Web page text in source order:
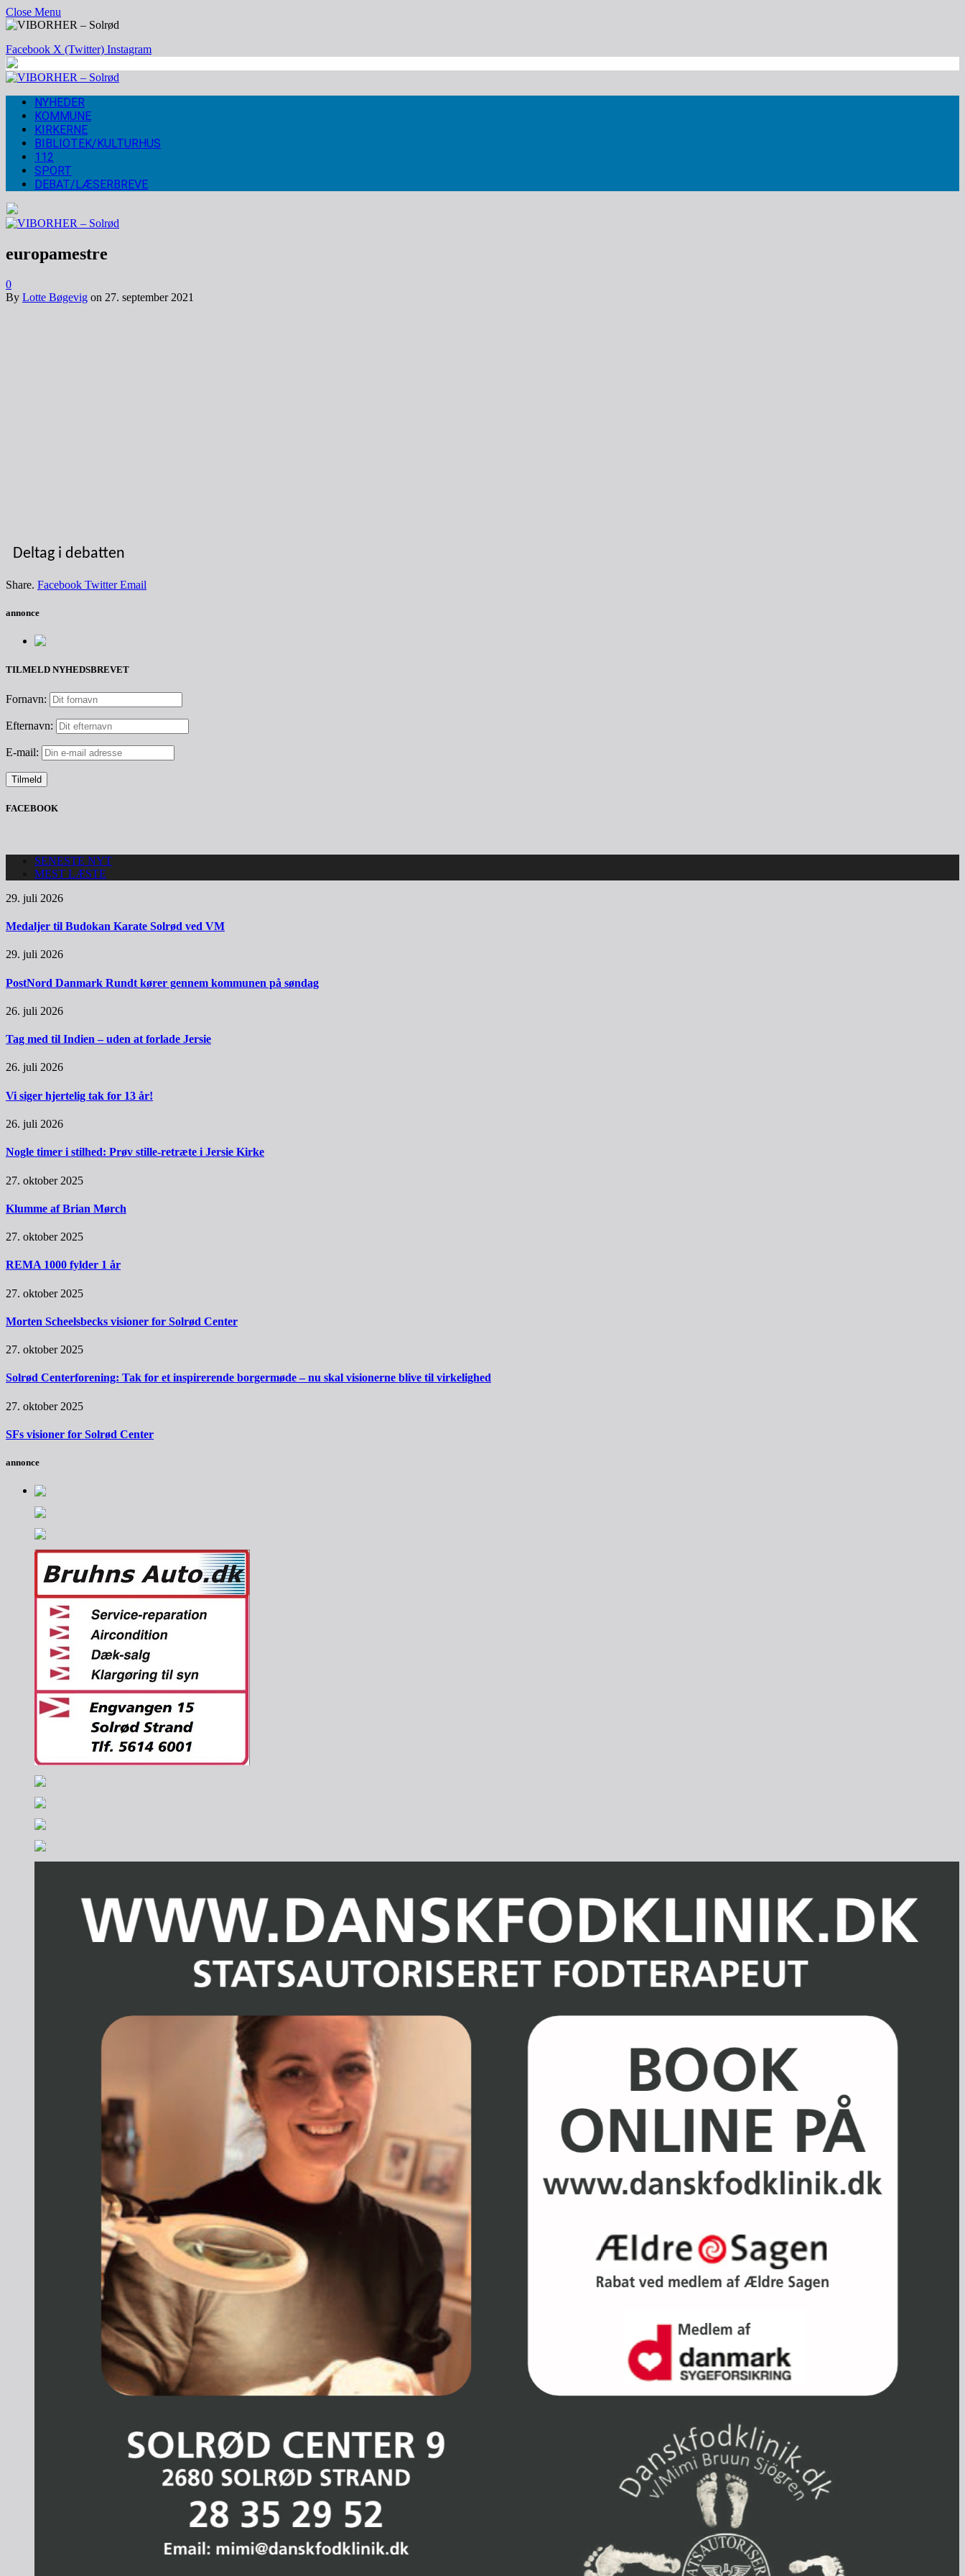
Close Menu
Facebook X (Twitter) Instagram
NYHEDER
KOMMUNE
KIRKERNE
BIBLIOTEK/KULTURHUS
112
SPORT
DEBAT/LÆSERBREVE
europamestre
0
By Lotte Bøgevig on 27. september 2021
Deltag i debatten
Share. Facebook Twitter Email
annonce
TILMELD NYHEDSBREVET
Fornavn:
Efternavn:
E-mail:
FACEBOOK
SENESTE NYT
MEST LÆSTE
29. juli 2026
Medaljer til Budokan Karate Solrød ved VM
29. juli 2026
PostNord Danmark Rundt kører gennem kommunen på søndag
26. juli 2026
Tag med til Indien – uden at forlade Jersie
26. juli 2026
Vi siger hjertelig tak for 13 år!
26. juli 2026
Nogle timer i stilhed: Prøv stille-retræte i Jersie Kirke
27. oktober 2025
Klumme af Brian Mørch
27. oktober 2025
REMA 1000 fylder 1 år
27. oktober 2025
Morten Scheelsbecks visioner for Solrød Center
27. oktober 2025
Solrød Centerforening: Tak for et inspirerende borgermøde – nu skal visionerne blive til virkelighed
27. oktober 2025
SFs visioner for Solrød Center
annonce